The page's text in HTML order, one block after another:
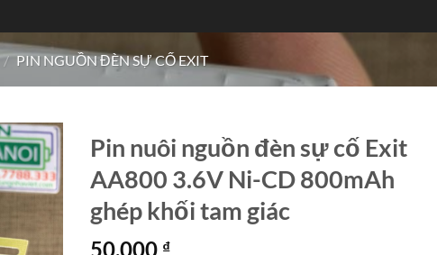
/ PIN NGUỒN ĐÈN SỰ CỐ EXIT
Pin nuôi nguồn đèn sự cố Exit
AA800 3.6V Ni-CD 800mAh
ghép khối tam giác
50.000 ₫